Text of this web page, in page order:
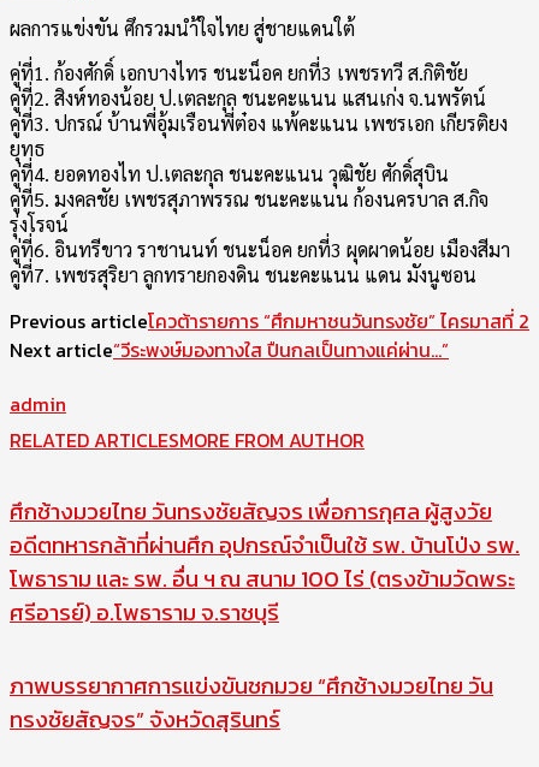
ผลการแข่งขัน ศึกรวมนำ้ใจไทย สู่ชายแดนใต้
คู่ที่1. ก้องศักดิ์ เอกบางไทร ชนะน็อค ยกที่3 เพชรทวี ส.กิติชัย
คู่ที่2. สิงห์ทองน้อย ป.เตละกุล ชนะคะแนน แสนเก่ง จ.นพรัตน์
คู่ที่3. ปกรณ์ บ้านพี่อุ้มเรือนพี่ต๋อง แพ้คะแนน เพชรเอก เกียรติยง
ยุทธ
คู่ที่4. ยอดทองไท ป.เตละกุล ชนะคะแนน วุฒิชัย ศักดิ์สุบิน
คู่ที่5. มงคลชัย เพชรสุภาพรรณ ชนะคะแนน ก้องนครบาล ส.กิจ
รุ่งโรจน์
คู่ที่6. อินทรีขาว ราชานนท์ ชนะน็อค ยกที่3 ผุดผาดน้อย เมืองสีมา
คู่ที่7. เพชรสุริยา ลูกทรายกองดิน ชนะคะแนน แดน มังนูซอน
Previous articleโควต้ารายการ “ศึกมหาชนวันทรงชัย” ไครมาสที่ 2
Next article“วีระพงษ์มองทางใส ปืนกลเป็นทางแค่ผ่าน…”
admin
RELATED ARTICLESMORE FROM AUTHOR
ศึกช้างมวยไทย วันทรงชัยสัญจร เพื่อการกุศล ผู้สูงวัย
อดีตทหารกล้าที่ผ่านศึก อุปกรณ์จำเป็นใช้ รพ. บ้านโป่ง รพ.
โพธาราม และ รพ. อื่น ฯ ณ สนาม 100 ไร่ (ตรงข้ามวัดพระ
ศรีอารย์) อ.โพธาราม จ.ราชบุรี
ภาพบรรยากาศการแข่งขันชกมวย “ศึกช้างมวยไทย วัน
ทรงชัยสัญจร” จังหวัดสุรินทร์